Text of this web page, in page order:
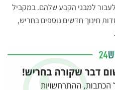
למבני הקבע שלהם. במקביל
חינוך חדשים נוספים בחריש,